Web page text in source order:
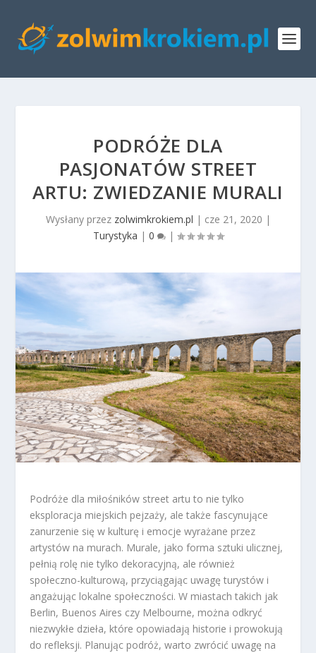
PODRÓŻE DLA
PASJONATÓW STREET
ARTU: ZWIEDZANIE MURALI
Wysłany przez zolwimkrokiem.pl | cze 21, 2020 |
Turystyka | 0 |
Podróże dla miłośników street artu to nie tylko
eksploracja miejskich pejzaży, ale także fascynujące
zanurzenie się w kulturę i emocje wyrażane przez
artystów na murach. Murale, jako forma sztuki ulicznej,
pełnią rolę nie tylko dekoracyjną, ale również
społeczno-kulturową, przyciągając uwagę turystów i
angażując lokalne społeczności. W miastach takich jak
Berlin, Buenos Aires czy Melbourne, można odkryć
niezwykłe dzieła, które opowiadają historie i prowokują
do refleksji. Planując podróż, warto zwrócić uwagę na